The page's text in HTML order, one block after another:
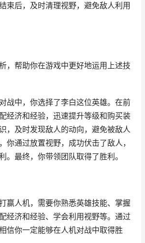
束后，及时清理视野，避免敌人利用
，帮助你在游戏中更好地运用上述技
战中，你选择了李白这位英雄。在前
经济和经验，迅速提升等级和购买装
，及时发现敌人的动向，避免被敌人
你通过放置视野，成功伏击了敌人，
。最终，你带领团队取得了胜利。
赢人机，需要你熟悉英雄技能、掌握
经济和经验、学会利用视野等。通过
信你一定能够在人机对战中取得胜